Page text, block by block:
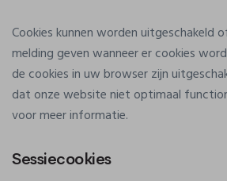
Cookies kunnen worden uitgeschakeld
melding geven wanneer er cookies
de cookies in uw browser zijn
dat onze website niet optimaal
voor meer informatie.
Sessiecookies